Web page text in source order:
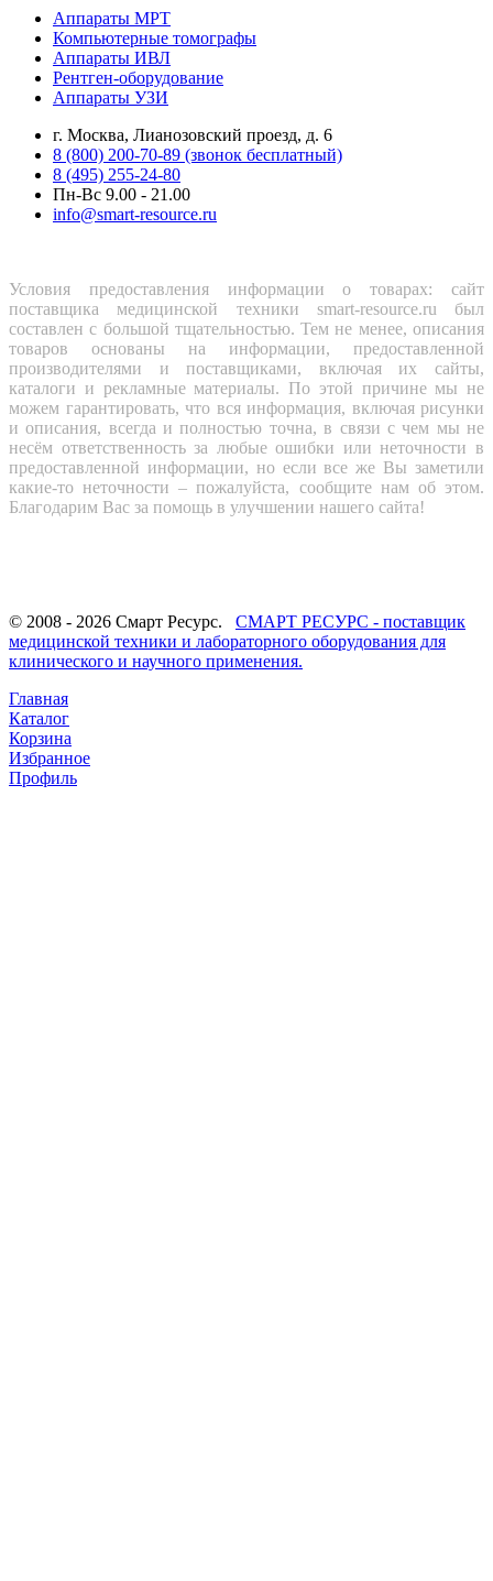
Аппараты МРТ
Компьютерные томографы
Аппараты ИВЛ
Рентген-оборудование
Аппараты УЗИ
г. Москва, Лианозовский проезд, д. 6
8 (800) 200-70-89 (звонок бесплатный)
8 (495) 255-24-80
Пн-Вс 9.00 - 21.00
info@smart-resource.ru
Условия предоставления информации о товарах: сайт
поставщика медицинской техники smart-resource.ru был
составлен с большой тщательностью. Тем не менее, описания
товаров основаны на информации, предоставленной
производителями и поставщиками, включая их сайты,
каталоги и рекламные материалы. По этой причине мы не
можем гарантировать, что вся информация, включая рисунки
и описания, всегда и полностью точна, в связи с чем мы не
несём ответственность за любые ошибки или неточности в
предоставленной информации, но если все же Вы заметили
какие-то неточности – пожалуйста, сообщите нам об этом.
Благодарим Вас за помощь в улучшении нашего сайта!
© 2008 - 2026 Смарт Ресурс. СМАРТ РЕСУРС - поставщик
медицинской техники и лабораторного оборудования для
клинического и научного применения.
Главная
Каталог
Корзина
Избранное
Профиль